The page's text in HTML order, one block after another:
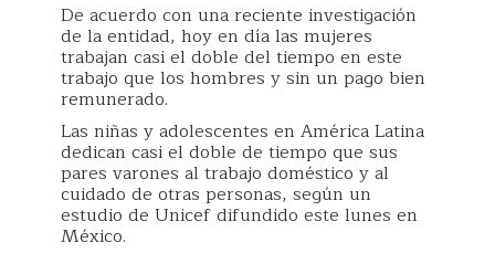
De acuerdo con una reciente investigación
de la entidad, hoy en día las mujeres
trabajan casi el doble del tiempo en este
trabajo que los hombres y sin un pago bien
remunerado.
Las niñas y adolescentes en América Latina
dedican casi el doble de tiempo que sus
pares varones al trabajo doméstico y al
cuidado de otras personas, según un
estudio de Unicef difundido este lunes en
México.